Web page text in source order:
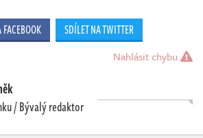
SDÍLET NA TWITTER
Nahlásit chybu
/ Bývalý redaktor